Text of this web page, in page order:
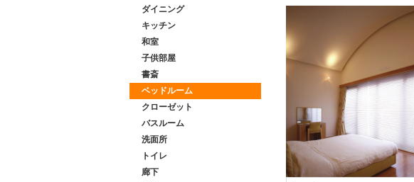
ダイニング
キッチン
和室
子供部屋
書斎
ベッドルーム
クローゼット
バスルーム
洗面所
トイレ
廊下